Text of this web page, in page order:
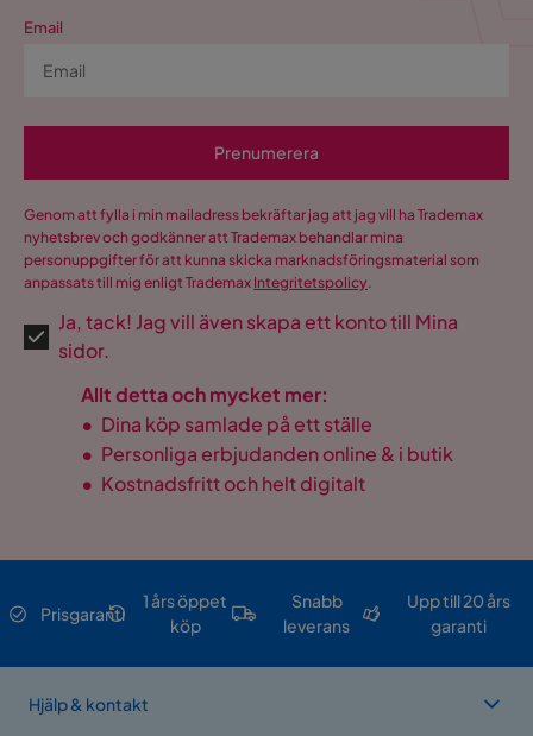
Email
Prenumerera
Genom att fylla i min mailadress bekräftar jag att jag vill ha Trademax
nyhetsbrev och godkänner att Trademax behandlar mina
personuppgifter för att kunna skicka marknadsföringsmaterial som
anpassats till mig enligt Trademax Integritetspolicy.
Ja, tack! Jag vill även skapa ett konto till Mina
sidor.
Allt detta och mycket mer:
• Dina köp samlade på ett ställe
• Personliga erbjudanden online & i butik
• Kostnadsfritt och helt digitalt
Prisgaranti
1 års öppet
köp
Snabb
leverans
Upp till 20 års
garanti
Hjälp & kontakt